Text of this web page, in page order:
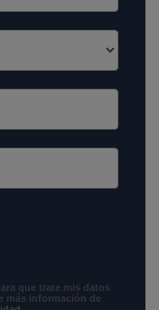
que trate mis datos
más información de